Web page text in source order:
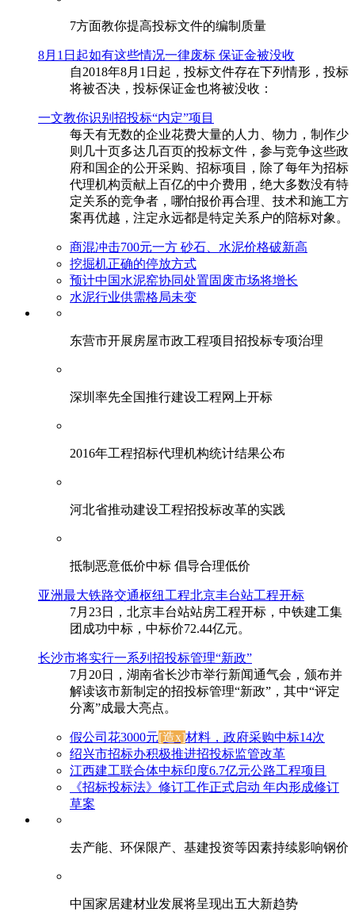
​7方面教你提高投标文件的编制质量
8月1日起如有这些情况一律废标 保证金被没收
自2018年8月1日起，投标文件存在下列情形，投标
将被否决，投标保证金也将被没收：
一文教你识别招投标“内定”项目
每天有无数的企业花费大量的人力、物力，制作少
则几十页多达几百页的投标文件，参与竞争这些政
府和国企的公开采购、招标项目，除了每年为招标
代理机构贡献上百亿的中介费用，绝大多数没有特
定关系的竞争者，哪怕报价再合理、技术和施工方
案再优越，注定永远都是特定关系户的陪标对象。
商混冲击700元一方 砂石、水泥价格破新高
挖掘机正确的停放方式
预计中国水泥窑协同处置固废市场将增长
水泥行业供需格局未变
东营市开展房屋市政工程项目招投标专项治理
深圳率先全国推行建设工程网上开标
2016年工程招标代理机构统计结果公布
河北省推动建设工程招投标改革的实践
抵制恶意低价中标 倡导合理低价
亚洲最大铁路交通枢纽工程北京丰台站工程开标
7月23日，北京丰台站站房工程开标，中铁建工集
团成功中标，中标价72.44亿元。
长沙市将实行一系列招投标管理“新政”
7月20日，湖南省长沙市举行新闻通气会，颁布并
解读该市新制定的招投标管理“新政”，其中“评定
分离”成最大亮点。
假公司花3000元[造x]材料，政府采购中标14次
绍兴市招标办积极推进招投标监管改革
江西建工联合体中标印度6.7亿元公路工程项目
《招标投标法》修订工作正式启动 年内形成修订
草案
去产能、环保限产、基建投资等因素持续影响钢价
中国家居建材业发展将呈现出五大新趋势